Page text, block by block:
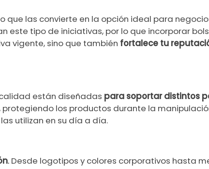
que las convierte en la opción ideal para
este tipo de iniciativas, por lo que incorporar
vigente, sino que también fortalece tu
están diseñadas para soportar distintos
los productos durante la
utilizan en su día a día.
. Desde logotipos y colores corporativos hasta